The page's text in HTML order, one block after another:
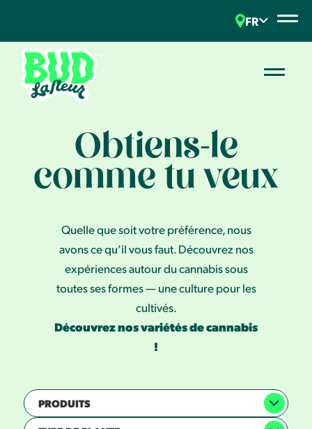
FR
Obtiens-le
comme tu veux
Quelle que soit votre préférence, nous
avons ce qu’il vous faut. Découvrez nos
expériences autour du cannabis sous
toutes ses formes — une culture pour les
cultivés.
Découvrez nos variétés de cannabis
!
PRODUITS